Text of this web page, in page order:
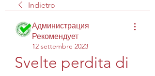
Indietro
Администрация
Рекомендует
12 settembre 2023
Svelte perdita di